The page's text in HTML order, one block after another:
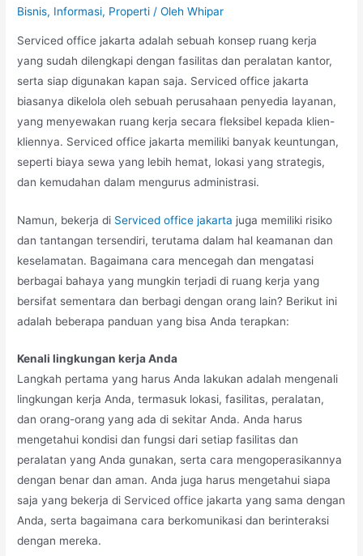
Bisnis, Informasi, Properti / OlehWhipar
Serviced office jakarta adalah sebuah konsep ruang kerja
yang sudah dilengkapi dengan fasilitas dan peralatan kantor,
serta siap digunakan kapan saja. Serviced office jakarta
biasanya dikelola oleh sebuah perusahaan penyedia layanan,
yang menyewakan ruang kerja secara fleksibel kepada klien-
kliennya. Serviced office jakarta memiliki banyak keuntungan,
seperti biaya sewa yang lebih hemat, lokasi yang strategis,
dan kemudahan dalam mengurus administrasi.
Namun, bekerja di Serviced office jakarta juga memiliki risiko
dan tantangan tersendiri, terutama dalam hal keamanan dan
keselamatan. Bagaimana cara mencegah dan mengatasi
berbagai bahaya yang mungkin terjadi di ruang kerja yang
bersifat sementara dan berbagi dengan orang lain? Berikut ini
adalah beberapa panduan yang bisa Anda terapkan:
Kenali lingkungan kerja Anda
Langkah pertama yang harus Anda lakukan adalah mengenali
lingkungan kerja Anda, termasuk lokasi, fasilitas, peralatan,
dan orang-orang yang ada di sekitar Anda. Anda harus
mengetahui kondisi dan fungsi dari setiap fasilitas dan
peralatan yang Anda gunakan, serta cara mengoperasikannya
dengan benar dan aman. Anda juga harus mengetahui siapa
saja yang bekerja di Serviced office jakarta yang sama dengan
Anda, serta bagaimana cara berkomunikasi dan berinteraksi
dengan mereka.